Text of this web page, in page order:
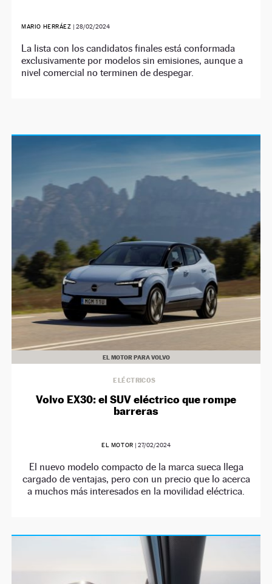
MARIO HERRÁEZ | 28/02/2024
La lista con los candidatos finales está conformada
exclusivamente por modelos sin emisiones, aunque a
nivel comercial no terminen de despegar.
EL MOTOR PARA VOLVO
ELÉCTRICOS
Volvo EX30: el SUV eléctrico que rompe
barreras
EL MOTOR | 27/02/2024
El nuevo modelo compacto de la marca sueca llega
cargado de ventajas, pero con un precio que lo acerca
a muchos más interesados en la movilidad eléctrica.